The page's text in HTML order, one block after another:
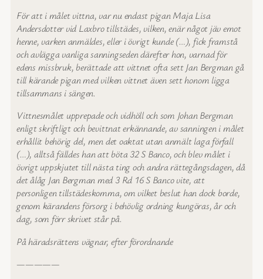
För att i målet vittna, var nu endast pigan Maja Lisa
Andersdotter vid Laxbro tillstädes, vilken, enär något jäv emot
henne, varken anmäldes, eller i övrigt kunde (…), fick framstå
och avlägga vanliga sanningseden därefter hon, varnad för
edens missbruk, berättade att vittnet ofta sett Jan Bergman gå
till kärande pigan med vilken vittnet även sett honom ligga
tillsammans i sängen.
Vittnesmålet upprepade och vidhöll och som Johan Bergman
enligt skriftligt och bevittnat erkännande, av sanningen i målet
erhållit behörig del, men det oaktat utan anmält laga förfall
(…), alltså fälldes han att böta 32 S Banco, och blev målet i
övrigt uppskjutet till nästa ting och andra rättegångsdagen, då
det ålåg Jan Bergman med 3 Rd 16 S Banco vite, att
personligen tillstädeskomma, om vilket beslut han dock borde,
genom kärandens försorg i behövlig ordning kungöras, år och
dag, som förr skrivet står på.
På häradsrättens vägnar, efter förordnande
—————